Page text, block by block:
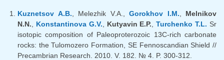
Kuznetsov A.B. , Melezhik V.A., Gorokhov I.M.
Melnikov
N.N.
Konstantinova G.V. Kutyavin E.P. ,Turchenko T.L. Sr
isotopic composition of Paleoproterozoic 13C-rich carbonate
rocks: the Tulomozero Formation, SE Fennoscandian Shield //
Precambrian Research. 2010. V. 182. № 4. P. 300-312.